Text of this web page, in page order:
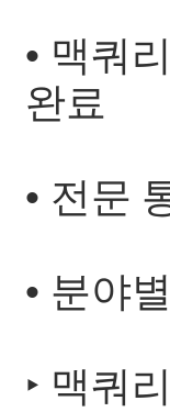
• 맥쿼
완료
• 전문
• 분야
‣ 맥쿼